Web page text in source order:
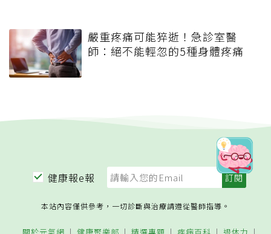
嚴重疼痛可能猝逝！急診室醫
師：絕不能輕忽的5種身體疼痛
健康報e報
本站內容僅供參考，一切診斷與治療請遵從醫師指導。
關於元氣網 健康聚樂部 精選專題 疾病百科 退休力